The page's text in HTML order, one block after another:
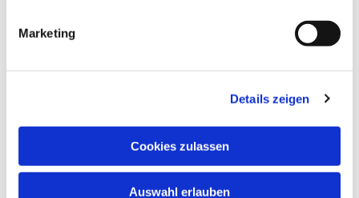
Marketing
Details zeigen
Cookies zulassen
Auswahl erlauben